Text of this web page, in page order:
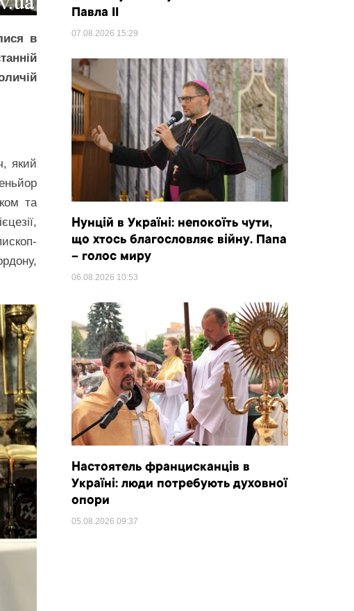
в
який
та
Павла II
07.08.2026 15:29
Нунцій в Україні: непокоїть чути,
що хтось благословляє війну. Папа
– голос миру
06.08.2026 10:53
Настоятель францисканців в
Україні: люди потребують духовної
опори
05.08.2026 09:37